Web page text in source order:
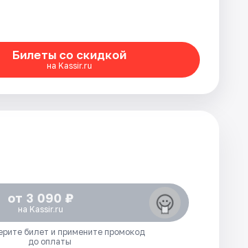
Билеты со скидкой
на Kassir.ru
от 3 090 ₽
на Kassir.ru
билет и примените промокод
до оплаты